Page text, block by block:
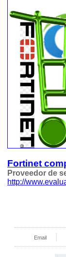
Fortinet
Proveedor de
http://
Email